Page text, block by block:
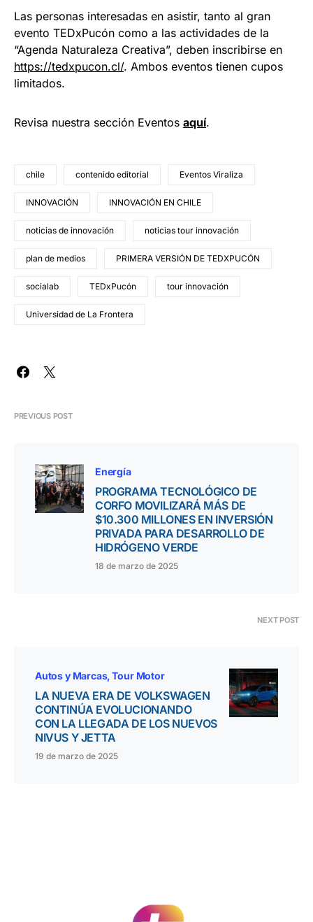
Las personas interesadas en asistir, tanto al gran
evento TEDxPucón como a las actividades de la
“Agenda Naturaleza Creativa”, deben inscribirse en
https://tedxpucon.cl/. Ambos eventos tienen cupos
limitados.
Revisa nuestra sección Eventos aquí.
chile contenido editorial Eventos Viraliza
INNOVACIÓN INNOVACIÓN EN CHILE
noticias de innovación noticias tour innovación
plan de medios PRIMERA VERSIÓN DE TEDXPUCÓN
socialab TEDxPucón tour innovación
Universidad de La Frontera
PREVIOUS POST
Energía
PROGRAMA TECNOLÓGICO DE
CORFO MOVILIZARÁ MÁS DE
$10.300 MILLONES EN INVERSIÓN
PRIVADA PARA DESARROLLO DE
HIDRÓGENO VERDE
18 de marzo de 2025
NEXT POST
Autos y Marcas Tour Motor
LA NUEVA ERA DE VOLKSWAGEN
CONTINÚA EVOLUCIONANDO
CON LA LLEGADA DE LOS NUEVOS
NIVUS Y JETTA
19 de marzo de 2025